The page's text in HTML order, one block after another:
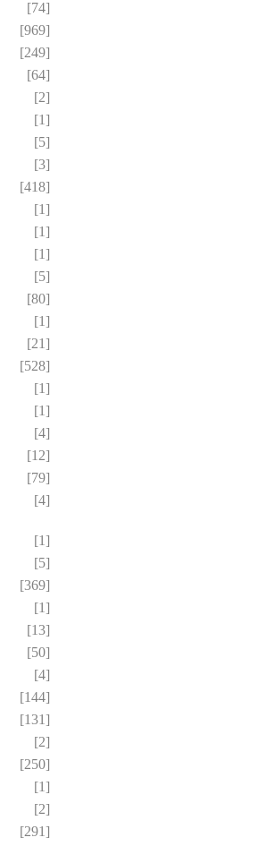
[74]
[969]
[249]
[64]
[2]
[1]
[5]
[3]
[418]
[1]
[1]
[1]
[5]
[80]
[1]
[21]
[528]
[1]
[1]
[4]
[12]
[79]
[4]
[1]
[5]
[369]
[1]
[13]
[50]
[4]
[144]
[131]
[2]
[250]
[1]
[2]
[291]